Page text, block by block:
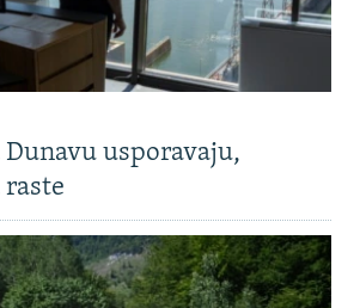
usporavaju,